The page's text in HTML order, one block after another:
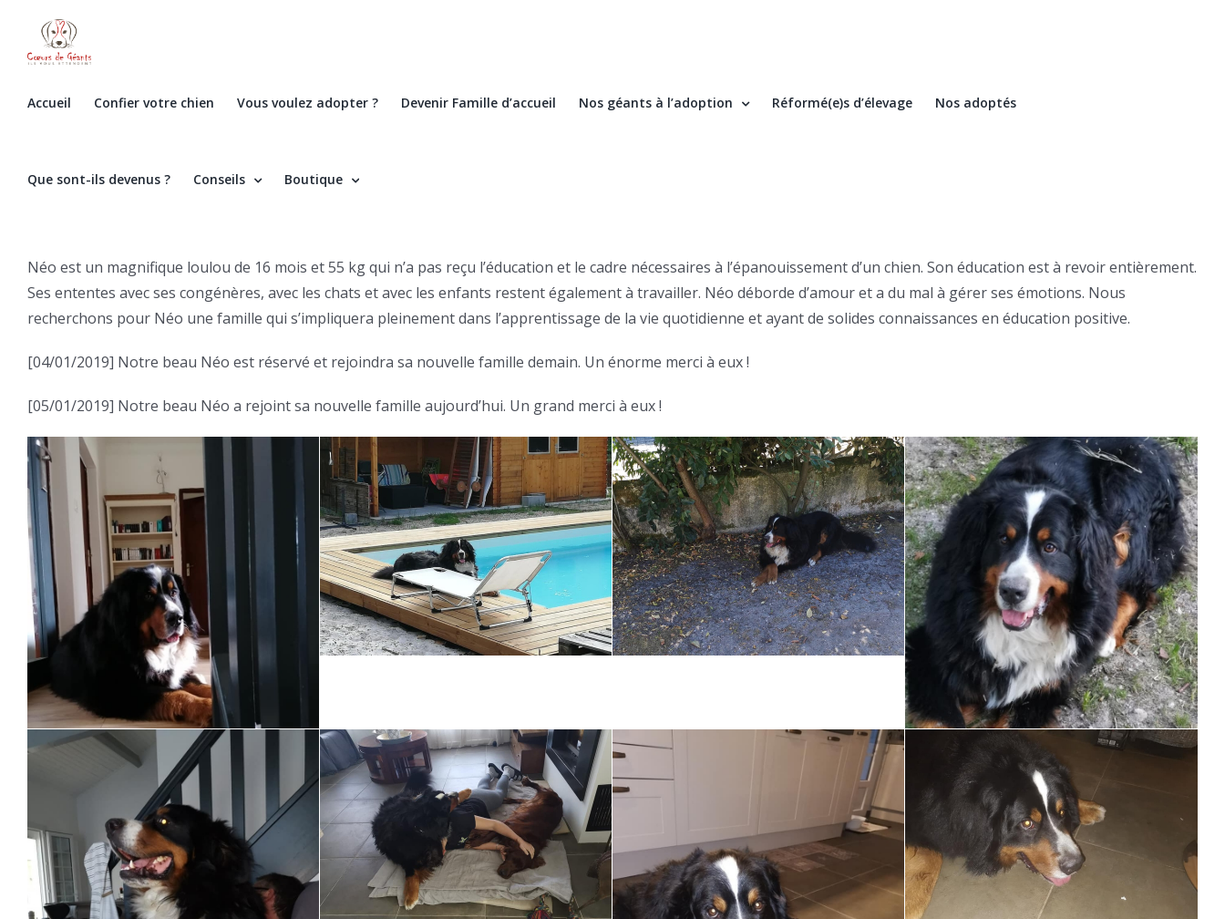
content
Accueil Confier votre chien Vous voulez adopter ? Devenir Famille d’accueil Nos géants à l’adoption Réformé(e)s d’élevage Nos adoptés
Que sont-ils devenus ? Conseils Boutique
Néo est un magnifique loulou de 16 mois et 55 kg qui n’a pas reçu l’éducation et le cadre nécessaires à l’épanouissement d’un chien. Son éducation est à revoir entièrement.
Ses ententes avec ses congénères, avec les chats et avec les enfants restent également à travailler. Néo déborde d’amour et a du mal à gérer ses émotions. Nous
recherchons pour Néo une famille qui s’impliquera pleinement dans l’apprentissage de la vie quotidienne et ayant de solides connaissances en éducation positive.
[04/01/2019] Notre beau Néo est réservé et rejoindra sa nouvelle famille demain. Un énorme merci à eux !
[05/01/2019] Notre beau Néo a rejoint sa nouvelle famille aujourd’hui. Un grand merci à eux !